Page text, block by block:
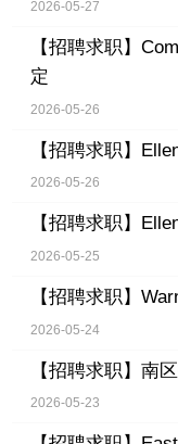
2026-05-27
【招聘求职】
定
2026-05-26
【招聘求职】
2026-05-26
【招聘求职】
2026-05-25
【招聘求职】
2026-05-24
【招聘求职】 南
2026-05-23